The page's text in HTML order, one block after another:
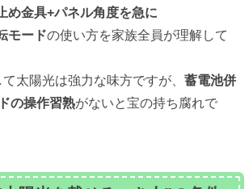
め金具+パネル角度を急に
モードの使い方を家族全員が理解して
て太陽光は強力な味方ですが、 蓄電池併
の操作習熟がないと宝の持ち腐れで